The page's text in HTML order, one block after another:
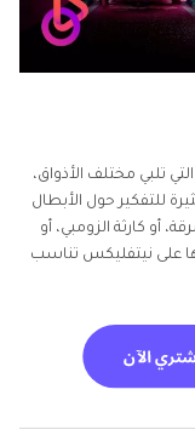
تلبي مختلف الأذواق،
للتفكير حول الأبطال
أو كارثة الزومبي، أو
على نيتفليكس تناسب